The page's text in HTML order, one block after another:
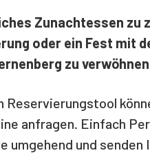
Zunachtessen
oder ein Fest mit
zu
Reservierungstool
anfragen. Einfach
umgehend und